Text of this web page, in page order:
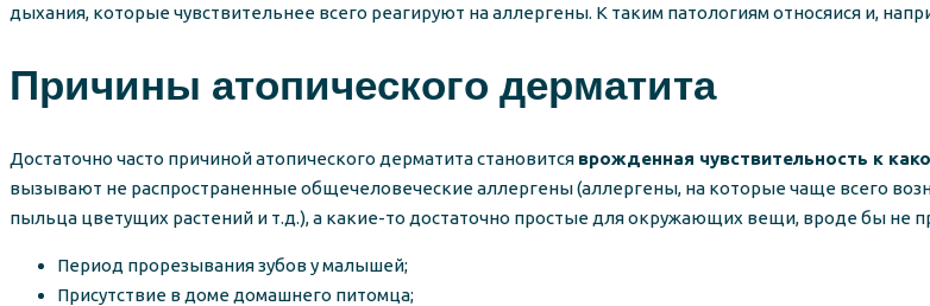
дыхания, которые чувствительнее всего реагируют на аллергены. К таким патологиям относяися и,
Причины атопического дерматита
Достаточно часто причиной атопического дерматита становится врожденная чувствительность к
вызывают не распространенные общечеловеческие аллергены (аллергены, на которые чаще всего
пыльца цветущих растений и т.д.), а какие-то достаточно простые для окружающих вещи, вроде бы не
Период прорезывания зубов у малышей;
Присутствие в доме домашнего питомца;